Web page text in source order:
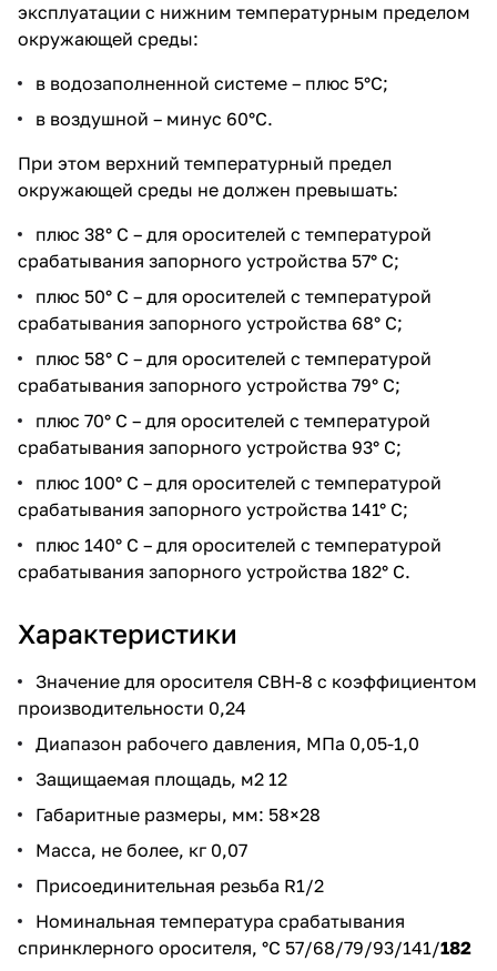
эксплуатации с нижним температурным пределом
окружающей среды:
в водозаполненной системе – плюс 5°С;
в воздушной – минус 60°С.
При этом верхний температурный предел
окружающей среды не должен превышать:
плюс 38° С – для оросителей с температурой
срабатывания запорного устройства 57° С;
плюс 50° С – для оросителей с температурой
срабатывания запорного устройства 68° С;
плюс 58° С – для оросителей с температурой
срабатывания запорного устройства 79° С;
плюс 70° С – для оросителей с температурой
срабатывания запорного устройства 93° С;
плюс 100° С – для оросителей с температурой
срабатывания запорного устройства 141° С;
плюс 140° С – для оросителей с температурой
срабатывания запорного устройства 182° С.
Характеристики
Значение для оросителя СВН-8 с коэффициентом
производительности 0,24
Диапазон рабочего давления, МПа 0,05-1,0
Защищаемая площадь, м2 12
Габаритные размеры, мм: 58×28
Масса, не более, кг 0,07
Присоединительная резьба R1/2
Номинальная температура срабатывания
спринклерного оросителя, °С 57/68/79/93/141/182